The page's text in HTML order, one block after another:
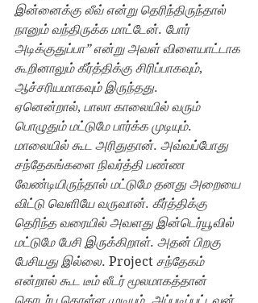
இன்னைக்கு லீவ் என்று தெரிந்திருந்தால்
நானும் வந்திருக்க மாட்டேன். போர்
அடிக்குதுப்பா” என்று அவள் விளையாட்டாக
கூறினாலும் கீர்த்திக்கு சிரிப்பாகவும்,
ஆச்சரியமாகவும் இருந்தது.
ஏனென்றால், பாலா காலையில் வரும்
பொழுதும் மட்டுமே பார்க்க முடியும்.
மாலையில் கூட அரிதுதான். அவ்வப்போது
சந்தேகங்களை நிவர்த்தி பண்ண
வேண்டியிருந்தால் மட்டுமே தனது அறையை
விட்டு வெளியே வருவான். கீர்த்திக்கு
தெரிந்த வரையில் அவளது இன்டெர்யூவில்
மட்டுமே பேசி இருக்கிறாள். அதன் பிறகு
பேசியது இல்லை. Project சந்தேகம்
என்றால் கூட டீம் லீடர் மூலமாகத்தான்